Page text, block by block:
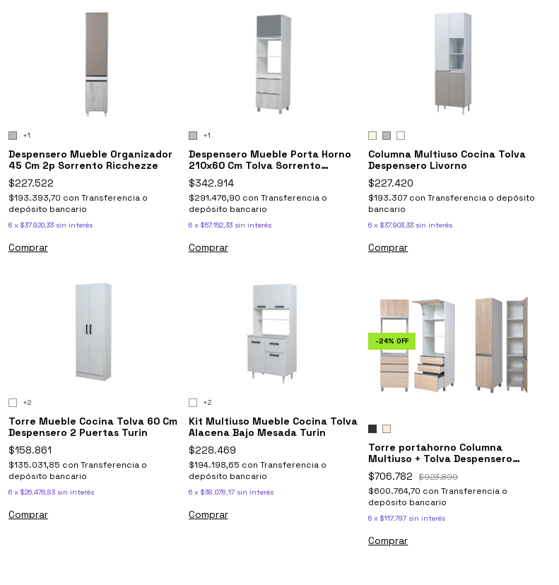
+1
Despensero Mueble Organizador
45 Cm 2p Sorrento Ricchezze
$227.522
$193.393,70 con Transferencia o
depósito bancario
6 x $37.920,33 sin interés
Comprar
+1
Despensero Mueble Porta Horno
210x60 Cm Tolva Sorrento
Ricchezze
$342.914
$291.476,90 con Transferencia o
depósito bancario
6 x $57.152,33 sin interés
Comprar
Columna Multiuso Cocina Tolva
Despensero Livorno
$227.420
$193.307 con Transferencia o depósito
bancario
6 x$37.903,33 sin interés
Comprar
+2
Torre Mueble Cocina Tolva 60 Cm
Despensero 2 Puertas Turin
$158.861
$135.031,85 con Transferencia o
depósito bancario
6 x $26.476,83 sin interés
Comprar
+2
Kit Multiuso Mueble Cocina Tolva
Alacena Bajo Mesada Turin
$228.469
$194.198,65 con Transferencia o
depósito bancario
6 x $38.078,17 sin interés
Comprar
-24%OFF
Torre portahorno Columna
Multiuso + Tolva Despensero
Potenza Ricchezze
$706.782 $923.899
$600.764,70 con Transferencia o
depósito bancario
6 x$117.797 sin interés
Comprar